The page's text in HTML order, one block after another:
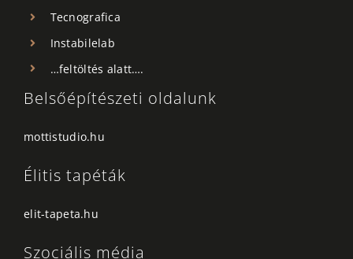
Tecnografica
Instabilelab
…feltöltés alatt….
Belsőépítészeti oldalunk
mottistudio.hu
Élitis tapéták
elit-tapeta.hu
Szociális média